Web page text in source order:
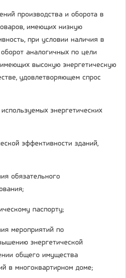
производства и оборота в
имеющих низкую
при условии наличия в
аналогичных по цели
высокую энергетическую
удовлетворяющем спрос
энергетических
эффективности зданий,
обязательного
паспорту;
мероприятий по
энергетической
общего имущества
в многоквартирном доме;